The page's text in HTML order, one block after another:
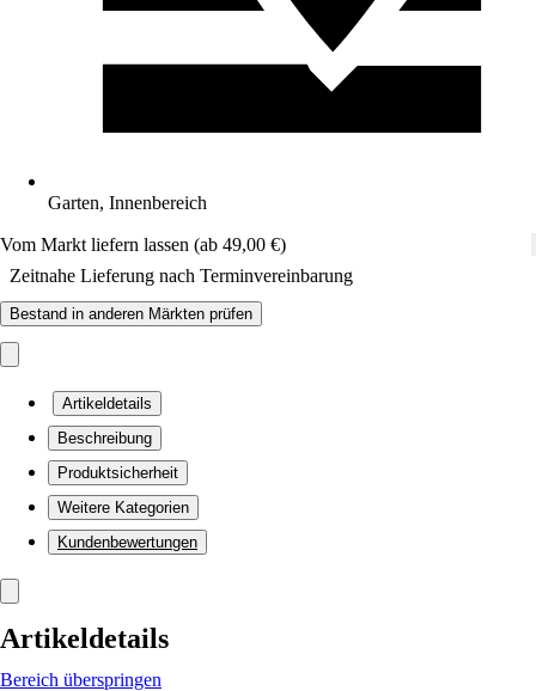
Garten, Innenbereich
Vom Markt liefern lassen (ab 49,00 €)
Zeitnahe Lieferung nach Terminvereinbarung
Bestand in anderen Märkten prüfen
Artikeldetails
Beschreibung
Produktsicherheit
Weitere Kategorien
Kundenbewertungen
Artikeldetails
Bereich überspringen